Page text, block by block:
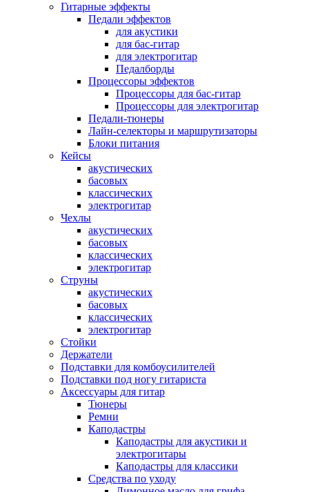
Гитарные эффекты
Педали эффектов
для акустики
для бас-гитар
для электрогитар
Педалборды
Процессоры эффектов
Процессоры для бас-гитар
Процессоры для электрогитар
Педали-тюнеры
Лайн-селекторы и маршрутизаторы
Блоки питания
Кейсы
акустических
басовых
классических
электрогитар
Чехлы
акустических
басовых
классических
электрогитар
Струны
акустических
басовых
классических
электрогитар
Стойки
Держатели
Подставки для комбоусилителей
Подставки под ногу гитариста
Аксессуары для гитар
Тюнеры
Ремни
Каподастры
Каподастры для акустики и
электрогитары
Каподастры для классики
Средства по уходу